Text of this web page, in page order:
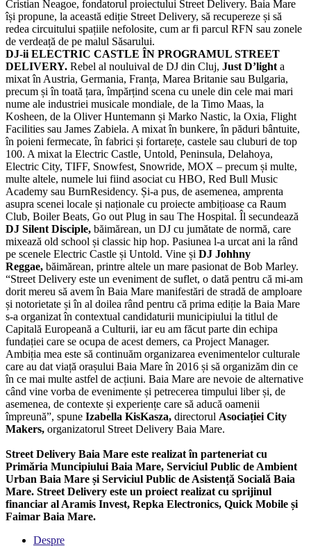
Cristian Neagoe, fondatorul proiectului Street Delivery. Baia Mare
își propune, la această ediție Street Delivery, să recupereze și să
redea circuitului spațiile nefolosite, cum ar fi parcul RFN sau zonele
de verdeață de pe malul Săsarului.
DJ-ii ELECTRIC CASTLE ÎN PROGRAMUL STREET
DELIVERY. Rebel al nouluival de DJ din Cluj, Just D’light a
mixat în Austria, Germania, Franța, Marea Britanie sau Bulgaria,
precum și în toată țara, împărțind scena cu unele din cele mai mari
nume ale industriei musicale mondiale, de la Timo Maas, la
Kosheen, de la Oliver Huntemann și Marko Nastic, la Oxia, Flight
Facilities sau James Zabiela. A mixat în bunkere, în păduri bântuite,
în poieni fermecate, în fabrici și fortarețe, castele sau cluburi de top
100. A mixat la Electric Castle, Untold, Peninsula, Delahoya,
Electric City, TIFF, Snowfest, Snowride, MOX – precum și multe,
multe altele, numele lui fiind asociat cu HBO, Red Bull Music
Academy sau BurnResidency. Și-a pus, de asemenea, amprenta
asupra scenei locale și naționale cu proiecte ambițioase ca Raum
Club, Boiler Beats, Go out Plug in sau The Hospital. Îl secundează
DJ Silent Disciple, băimărean, un DJ cu jumătate de normă, care
mixează old school și classic hip hop. Pasiunea l-a urcat ani la rând
pe scenele Electric Castle și Untold. Vine și DJ Johhny
Reggae, băimărean, printre altele un mare pasionat de Bob Marley.
“Street Delivery este un eveniment de suflet, o dată pentru că mi-am
dorit mereu să avem în Baia Mare manifestări de stradă de amploare
și notorietate și în al doilea rând pentru că prima ediție la Baia Mare
s-a organizat în contextual candidaturii municipiului la titlul de
Capitală Europeană a Culturii, iar eu am făcut parte din echipa
fundației care se ocupa de acest demers, ca Project Manager.
Ambiția mea este să continuăm organizarea evenimentelor culturale
care au dat viață orașului Baia Mare în 2016 și să organizăm din ce
în ce mai multe astfel de acțiuni. Baia Mare are nevoie de alternative
când vine vorba de evenimente și petrecerea timpului liber și, de
asemenea, de contexte și experiențe care să aducă oamenii
împreună”, spune Izabella KisKasza, directorul Asociației City
Makers, organizatorul Street Delivery Baia Mare.
Street Delivery Baia Mare este realizat în parteneriat cu
Primăria Muncipiului Baia Mare, Serviciul Public de Ambient
Urban Baia Mare și Serviciul Public de Asistență Socială Baia
Mare. Street Delivery este un proiect realizat cu sprijinul
financiar al Aramis Invest, Repka Electronics, Quick Mobile și
Faimar Baia Mare.
Despre